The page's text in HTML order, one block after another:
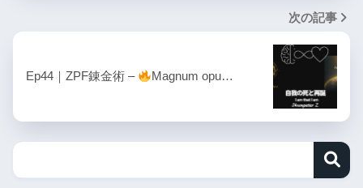
次の記事
Ep44｜ZPF錬金術 – Magnum opu…